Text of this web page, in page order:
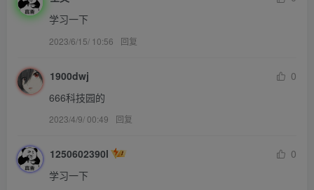
学习一下
2023/6/15/ 10:56 回复
1900dwj
0
666科技园的
2023/4/9/ 00:49 回复
1250602390l
0
学习一下